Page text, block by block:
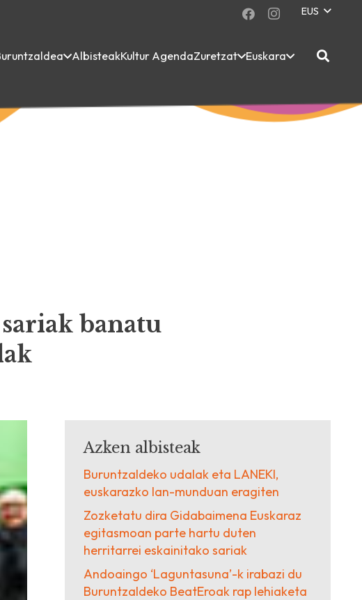
EUS
AlbisteakKultur AgendaZuretzat Euskara
banatu
Azken albisteak
Buruntzaldeko udalak eta LANEKI,
euskarazko lan-munduan eragiten
Zozketatu dira Gidabaimena Euskaraz
egitasmoan parte hartu duten
herritarrei eskainitako sariak
Andoaingo ‘Laguntasuna’-k irabazi du
Buruntzaldeko BeatEroak rap lehiaketa